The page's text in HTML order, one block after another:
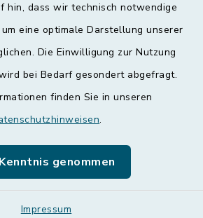
hin, dass wir technisch notwendige
eine optimale Darstellung unserer
Die Einwilligung zur Nutzung
bei Bedarf gesondert abgefragt.
finden Sie in unseren
.
genommen
Impressum
Kontakt
Datenschutz
Sprache
Sitemap